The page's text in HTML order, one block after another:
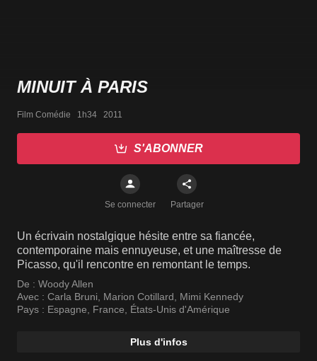
MINUIT À PARIS
Film Comédie   1h34   2011
S'ABONNER
Se connecter Partager
Un écrivain nostalgique hésite entre sa fiancée,
contemporaine mais ennuyeuse, et une maîtresse de
Picasso, qu'il rencontre en remontant le temps.
De : Woody Allen
Avec : Carla Bruni Marion Cotillard
Mimi Kennedy
Pays : Espagne France États-Unis d'Amérique
Plus d'infos